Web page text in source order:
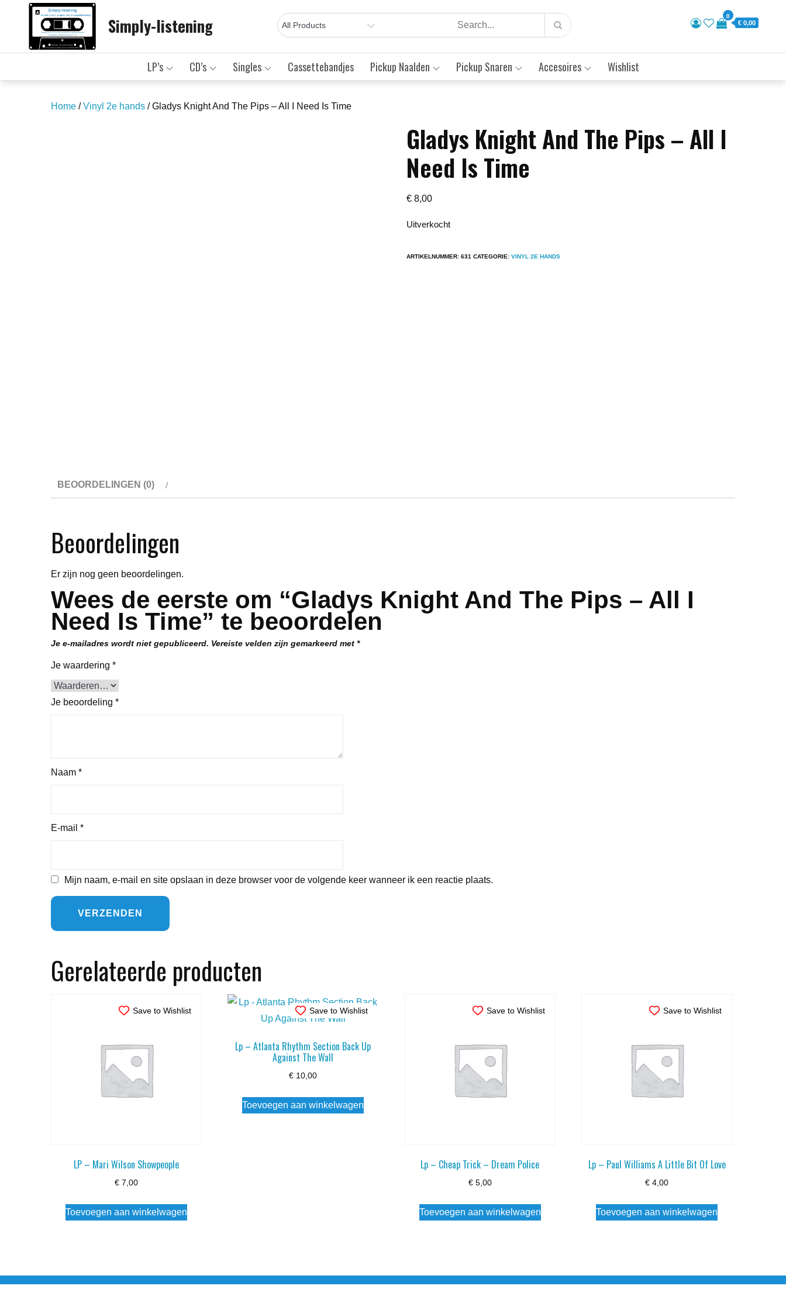
Simply-listening 0
€ 0,00
LP’s CD’s Singles Cassettebandjes Pickup Naalden Pickup Snaren Accesoires Wishlist
Home /Vinyl 2e hands / Gladys Knight And The Pips – All I Need Is Time
Gladys Knight And The Pips – All I
Need Is Time
€ 8,00
Uitverkocht
ARTIKELNUMMER:631 CATEGORIE:VINYL 2E HANDS
BEOORDELINGEN (0)
Beoordelingen
Er zijn nog geen beoordelingen.
Wees de eerste om “Gladys Knight And The Pips – All I
Need Is Time” te beoordelen
Je e-mailadres wordt niet gepubliceerd. Vereiste velden zijn gemarkeerd met *
Je waardering *
Je beoordeling *
Naam *
E-mail *
Mijn naam, e-mail en site opslaan in deze browser voor de volgende keer wanneer ik een reactie plaats.
Gerelateerde producten
Save to Wishlist
LP – Mari Wilson Showpeople
€7,00
Toevoegen aan winkelwagen
Save to Wishlist
Lp – Atlanta Rhythm Section Back Up
Against The Wall
€ 10,00
Toevoegen aan winkelwagen
Save to Wishlist
Lp – Cheap Trick – Dream Police
€5,00
Toevoegen aan winkelwagen
Save to Wishlist
Lp – Paul Williams A Little Bit Of Love
€ 4,00
Toevoegen aan winkelwagen